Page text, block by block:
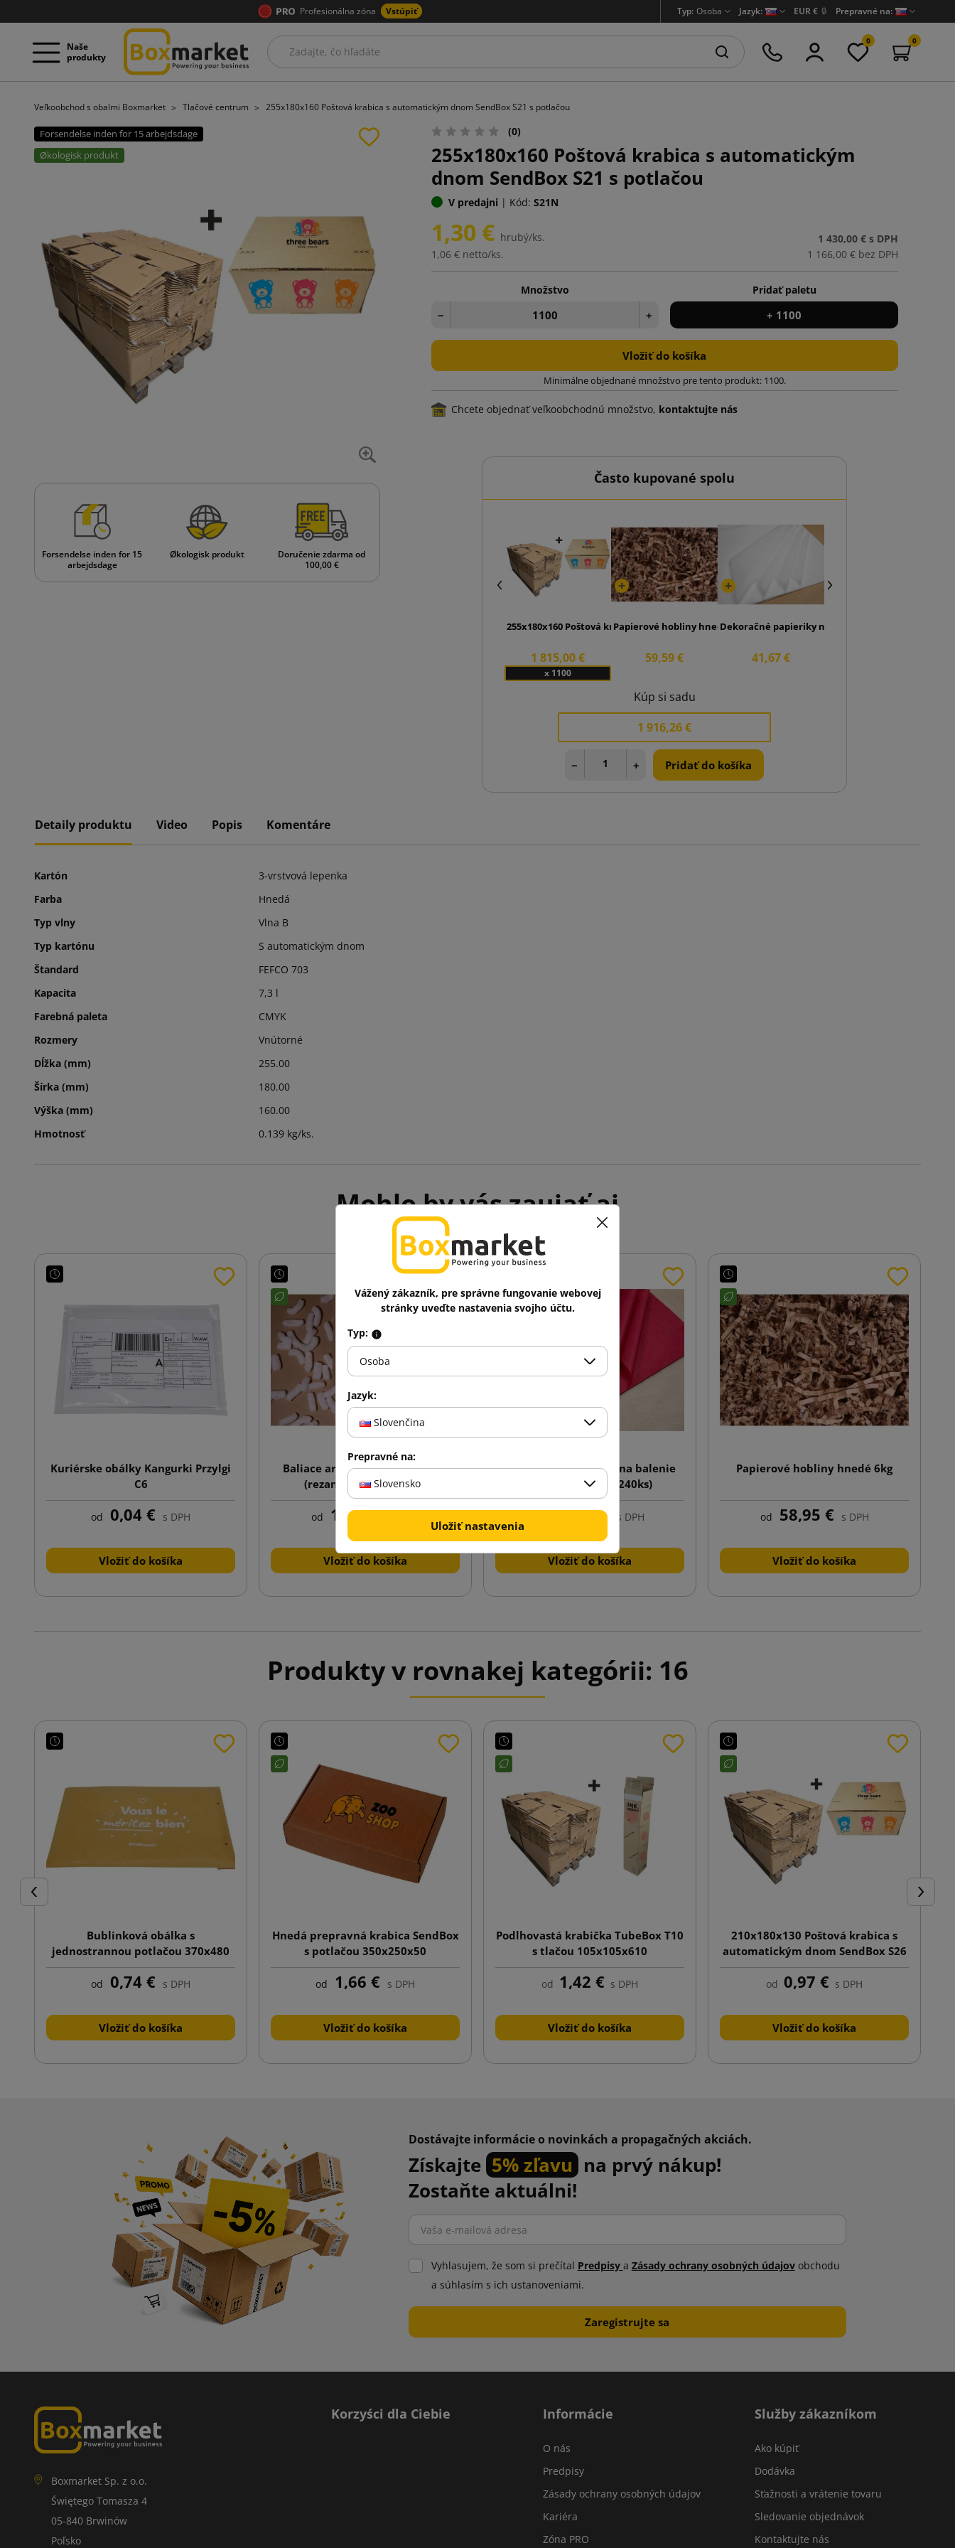
Profesionálna zóna Vstúpiť Typ: Osoba Jazyk: EUR € 🔒 Prepravné na:
Naše
produkty
0 0
Veľkoobchod s obalmi Boxmarket Tlačové centrum 255x180x160 Poštová krabica s automatickým dnom SendBox S21 s potlačou
Forsendelse inden for 15 arbejdsdage
Økologisk produkt
Forsendelse inden for 15
arbejdsdage
Økologisk produkt
Doručenie zdarma od
100,00 €
(0)
255x180x160 Poštová krabica s automatickým
dnom SendBox S21 s potlačou
V predajni | Kód: S21N
1,30 € hrubý/ks.
1,06 € netto/ks.
1 430,00 € s DPH
1 166,00 € bez DPH
Množstvo
− +
Pridať paletu
+ 1100
Vložiť do košíka
Minimálne objednané množstvo pre tento produkt: 1100.
Chcete objednať veľkoobchodnú množstvo, kontaktujte nás
Často kupované spolu
255x180x160 Poštová krabica s automatickým dnom SendBox S21 s potlačou
1 815,00 €
x 1100
Papierové hobliny hnedé 6kg
59,59 €
Dekoračné papieriky na balenie biele (balenie
41,67 €
Kúp si sadu
1 916,26 €
− + Pridať do košíka
Detaily produktu Video Popis Komentáre
Kartón
3-vrstvová lepenka
Farba
Hnedá
Typ vlny
Vlna B
Typ kartónu
S automatickým dnom
Štandard
FEFCO 703
Kapacita
7,3 l
Farebná paleta
CMYK
Rozmery
Vnútorné
Dĺžka (mm)
255.00
Šírka (mm)
180.00
Výška (mm)
160.00
Hmotnosť
0.139 kg/ks.
Mohlo by vás zaujať aj
Kuriérske obálky Kangurki Przylgi
C6
od 0,04 € s DPH
Vložiť do košíka
Baliace arašidy na báze škrobu
(rezance) Skropak 200L
od 15,16 €
Vložiť do košíka
Dekoračné papieriky na balenie
pivoine (balenie 240ks)
44,05 € s DPH
Vložiť do košíka
Papierové hobliny hnedé 6kg
od 58,95 € s DPH
Vložiť do košíka
Produkty v rovnakej kategórii: 16
Späť Ďalej
Bublinková obálka s
jednostrannou potlačou 370x480
K20 hnedá
od 0,74 € s DPH
Vložiť do košíka
Hnedá prepravná krabica SendBox
s potlačou 350x250x50
od 1,66 € s DPH
Vložiť do košíka
Podlhovastá krabička TubeBox T10
s tlačou 105x105x610
od 1,42 € s DPH
Vložiť do košíka
210x180x130 Poštová krabica s
automatickým dnom SendBox S26
s potlačou
od 0,97 € s DPH
Vložiť do košíka
Dostávajte informácie o novinkách a propagačných akciách.
Získajte 5% zľavu na prvý nákup!
Zostaňte aktuálni!
Vyhlasujem, že som si prečítal Predpisy a Zásady ochrany osobných údajovobchodu
a súhlasím s ich ustanoveniami.
Boxmarket Sp. z o.o.
Świętego Tomasza 4
05-840 Brwinów
Poľsko
Korzyści dla Ciebie Informácie
O nás
Predpisy
Zásady ochrany osobných údajov
Kariéra
Zóna PRO
Služby zákazníkom
Ako kúpiť
Dodávka
Sťažnosti a vrátenie tovaru
Sledovanie objednávok
Kontaktujte nás
Vážený zákazník, pre správne fungovanie webovej
stránky uveďte nastavenia svojho účtu.
Typ:
Osoba
Jazyk:
Slovenčina
Prepravné na:
Slovensko
Uložiť nastavenia